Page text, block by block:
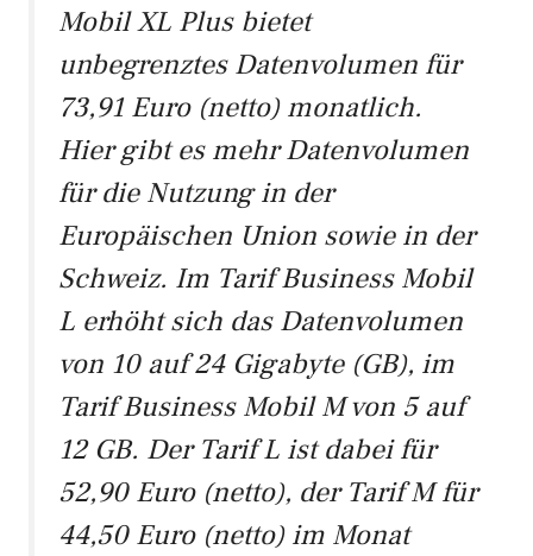
Mobil XL Plus bietet
unbegrenztes Datenvolumen für
73,91 Euro (netto) monatlich.
Hier gibt es mehr Datenvolumen
für die Nutzung in der
Europäischen Union sowie in der
Schweiz. Im Tarif Business Mobil
L erhöht sich das Datenvolumen
von 10 auf 24 Gigabyte (GB), im
Tarif Business Mobil M von 5 auf
12 GB. Der Tarif L ist dabei für
52,90 Euro (netto), der Tarif M für
44,50 Euro (netto) im Monat